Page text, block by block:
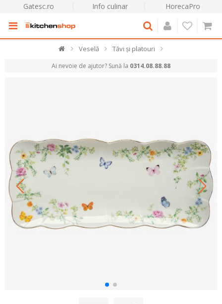
Gatesc.ro Info culinar HorecaPro
Veselă Tăvi și platouri
Ai nevoie de ajutor? Sună la 0314.08.88.88